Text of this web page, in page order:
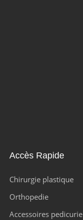
Accès Rapide
Chirurgie plastique
Orthopedie
Accessoires pedicurie